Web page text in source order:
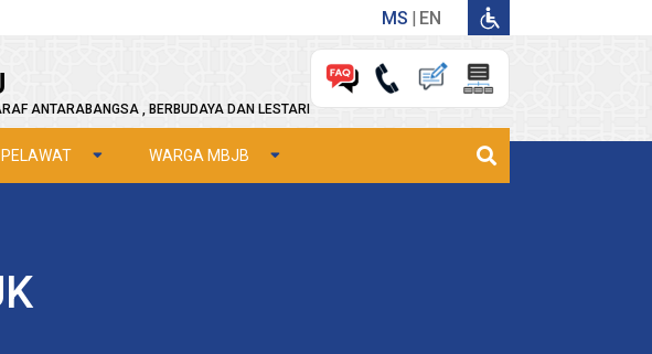
MS EN
ANTARABANGSA , BERBUDAYA DAN LESTARI
PELAWAT WARGA MBJB